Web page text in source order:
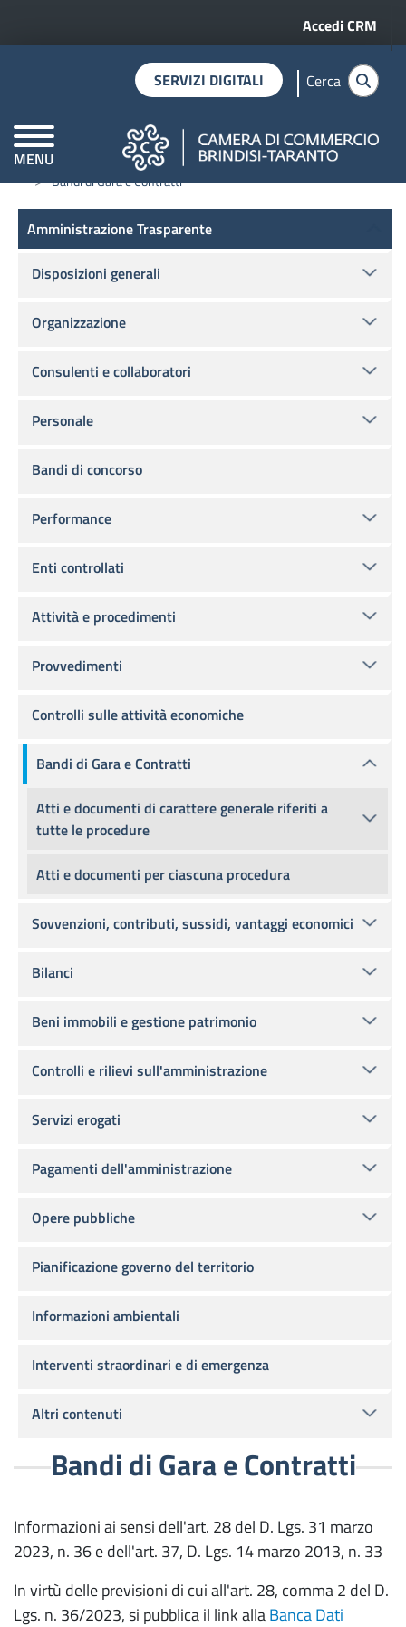
Menu
Accedi CRM
MENU
CAMERE DI COMMERCIO D'ITALIA
SERVIZI DIGITALI Cerca
Home
Amministrazione trasparente
Bandi di Gara e Contratti
Bandi di Gara e Contratti
Informazioni ai sensi dell'art. 28 del D. Lgs. 31 marzo
2023, n. 36 e dell'art. 37, D. Lgs. 14 marzo 2013, n. 33
In virtù delle previsioni di cui all'art. 28, comma 2 del D.
Lgs. n. 36/2023, si pubblica il link allaBanca Dati
Amministrazione Trasparente
Amministrazione Trasparente
Disposizioni generali
Organizzazione
Consulenti e collaboratori
Personale
Bandi di concorso
Performance
Enti controllati
Attività e procedimenti
Provvedimenti
Controlli sulle attività economiche
Bandi di Gara e Contratti
Atti e documenti di carattere generale riferiti a
tutte le procedure
Atti e documenti per ciascuna procedura
Sovvenzioni, contributi, sussidi, vantaggi economici
Bilanci
Beni immobili e gestione patrimonio
Controlli e rilievi sull'amministrazione
Servizi erogati
Pagamenti dell'amministrazione
Opere pubbliche
Pianificazione governo del territorio
Informazioni ambientali
Interventi straordinari e di emergenza
Altri contenuti